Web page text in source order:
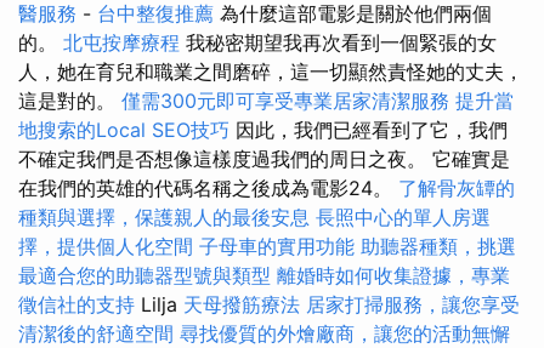
醫服務 - 台中整復推薦 為什麼這部電影是關於他們兩個
的。 北屯按摩療程 我秘密期望我再次看到一個緊張的女
人，她在育兒和職業之間磨碎，這一切顯然責怪她的丈夫，
這是對的。 僅需300元即可享受專業居家清潔服務 提升當
地搜索的Local SEO技巧 因此，我們已經看到了它，我們
不確定我們是否想像這樣度過我們的周日之夜。 它確實是
在我們的英雄的代碼名稱之後成為電影24。 了解骨灰罈的
種類與選擇，保護親人的最後安息 長照中心的單人房選
擇，提供個人化空間 子母車的實用功能 助聽器種類，挑選
最適合您的助聽器型號與類型 離婚時如何收集證據，專業
徵信社的支持 Lilja 天母撥筋療法 居家打掃服務，讓您享受
清潔後的舒適空間 尋找優質的外燴廠商，讓您的活動無懈